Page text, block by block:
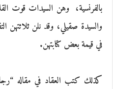
بالفرنسية، ‮ ‬وهن السيدات قوت
‬والسيدة صقيلي، وقد نلن ثلاثتهن
في قيمة بعض كتابتهن‮.‬
كذلك كتب العقاد في مقاله‮